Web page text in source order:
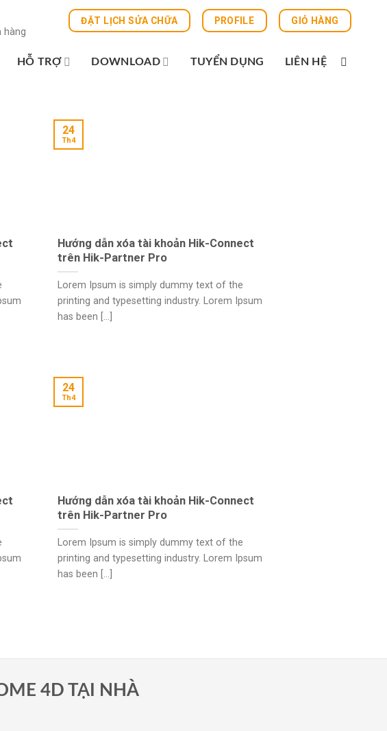
hàng
ĐẶT LỊCH SỬA CHỮA PROFILE GIỎ HÀNG
HỖ TRỢ DOWNLOAD TUYỂN DỤNG LIÊN HỆ
Hướng dẫn xóa tài khoản Hik-Connect
trên Hik-Partner Pro
Lorem Ipsum is simply dummy text of the
printing and typesetting industry. Lorem Ipsum
has been [...]
24
Th4
Hướng dẫn xóa tài khoản Hik-Connect
trên Hik-Partner Pro
Lorem Ipsum is simply dummy text of the
printing and typesetting industry. Lorem Ipsum
has been [...]
24
Th4
4D TẠI NHÀ